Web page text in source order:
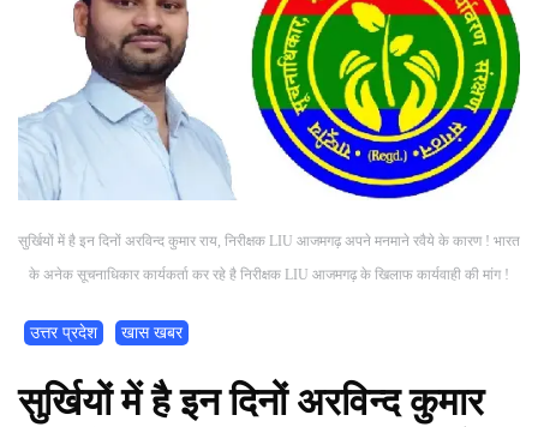
सुर्खियों में है इन दिनों अरविन्द कुमार राय, निरीक्षक LIU आजमगढ़ अपने मनमाने रवैये के कारण ! भारत
के अनेक सूचनाधिकार कार्यकर्ता कर रहे है निरीक्षक LIU आजमगढ़ के खिलाफ कार्यवाही की मांग !
उत्तर प्रदेश खास खबर
सुर्खियों में है इन दिनों अरविन्द कुमार